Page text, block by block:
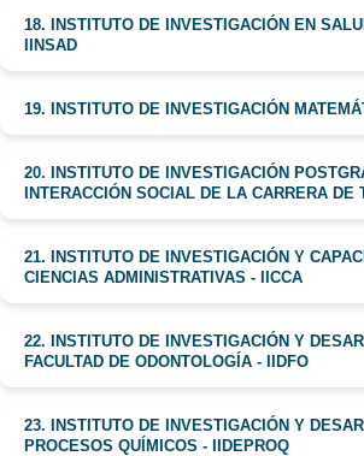
18. INSTITUTO DE INVESTIGACIÓN EN
IINSAD
19. INSTITUTO DE INVESTIGACIÓN
20. INSTITUTO DE INVESTIGACIÓN
INTERACCIÓN SOCIAL DE LA CARRERA DE
21. INSTITUTO DE INVESTIGACIÓN Y
CIENCIAS ADMINISTRATIVAS - IICCA
22. INSTITUTO DE INVESTIGACIÓN Y
FACULTAD DE ODONTOLOGÍA - IIDFO
23. INSTITUTO DE INVESTIGACIÓN Y
PROCESOS QUÍMICOS - IIDEPROQ